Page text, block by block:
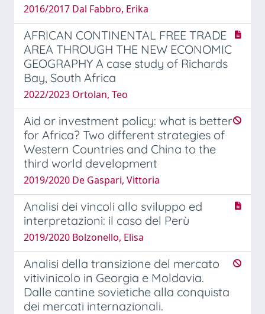
2016/2017 Dal Fabbro, Erika
AFRICAN CONTINENTAL FREE TRADE
AREA THROUGH THE NEW ECONOMIC
GEOGRAPHY A case study of Richards
Bay, South Africa
2022/2023 Ortolan, Teo
Aid or investment policy: what is better
for Africa? Two different strategies of
Western Countries and China to the
third world development
2019/2020 De Gaspari, Vittoria
Analisi dei vincoli allo sviluppo ed
interpretazioni: il caso del Perù
2019/2020 Bolzonello, Elisa
Analisi della transizione del mercato
vitivinicolo in Georgia e Moldavia.
Dalle cantine sovietiche alla conquista
dei mercati internazionali.